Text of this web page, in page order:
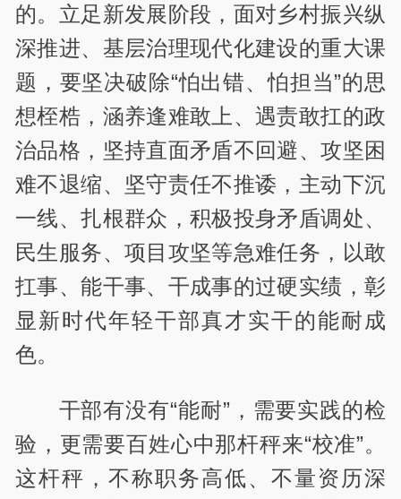
的。立足新发展阶段，面对乡村振兴纵
深推进、基层治理现代化建设的重大课
题，要坚决破除“怕出错、怕担当”的思
想桎梏，涵养逢难敢上、遇责敢扛的政
治品格，坚持直面矛盾不回避、攻坚困
难不退缩、坚守责任不推诿，主动下沉
一线、扎根群众，积极投身矛盾调处、
民生服务、项目攻坚等急难任务，以敢
扛事、能干事、干成事的过硬实绩，彰
显新时代年轻干部真才实干的能耐成
色。
干部有没有“能耐”，需要实践的检
验，更需要百姓心中那杆秤来“校准”。
这杆秤，不称职务高低、不量资历深